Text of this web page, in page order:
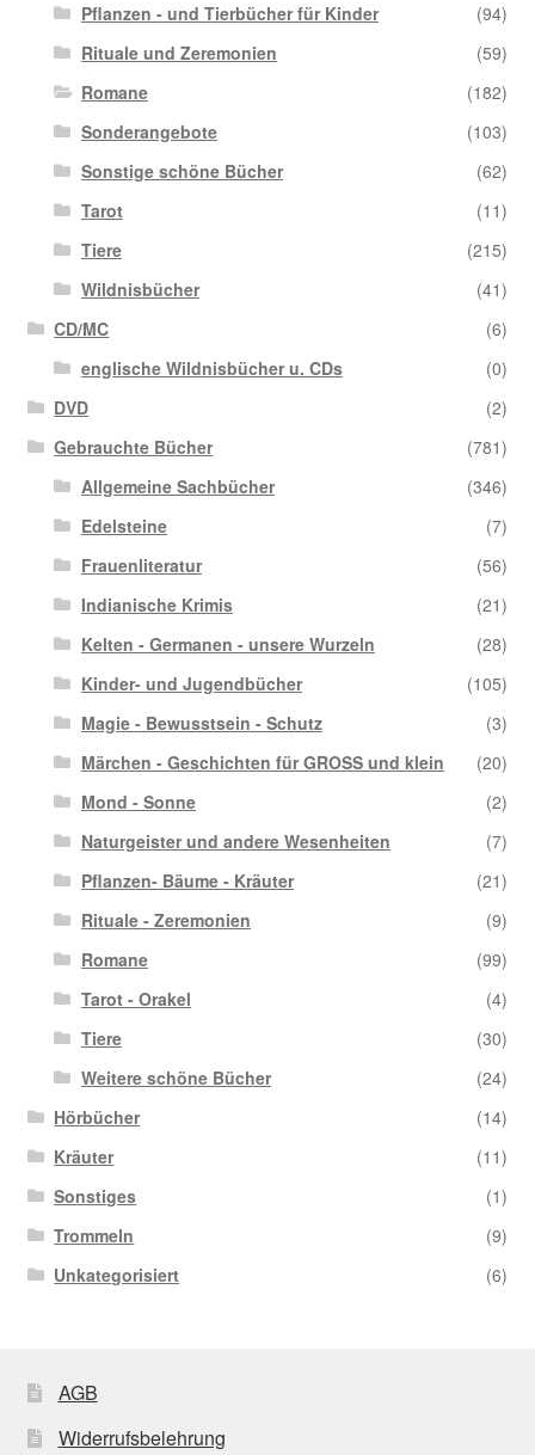
Pflanzen - und Tierbücher für Kinder
(94)
Rituale und Zeremonien
(59)
Romane
(182)
Sonderangebote
(103)
Sonstige schöne Bücher
(62)
Tarot
(11)
Tiere
(215)
Wildnisbücher
(41)
CD/MC
(6)
englische Wildnisbücher u. CDs
(0)
DVD
(2)
Gebrauchte Bücher
(781)
Allgemeine Sachbücher
(346)
Edelsteine
(7)
Frauenliteratur
(56)
Indianische Krimis
(21)
Kelten - Germanen - unsere Wurzeln
(28)
Kinder- und Jugendbücher
(105)
Magie - Bewusstsein - Schutz
(3)
Märchen - Geschichten für GROSS und klein
(20)
Mond - Sonne
(2)
Naturgeister und andere Wesenheiten
(7)
Pflanzen- Bäume - Kräuter
(21)
Rituale - Zeremonien
(9)
Romane
(99)
Tarot - Orakel
(4)
Tiere
(30)
Weitere schöne Bücher
(24)
Hörbücher
(14)
Kräuter
(11)
Sonstiges
(1)
Trommeln
(9)
Unkategorisiert
(6)
AGB
Widerrufsbelehrung